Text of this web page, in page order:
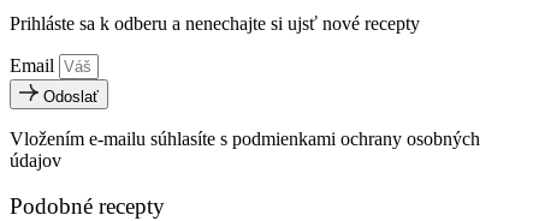
Prihláste sa k odberu a nenechajte si ujsť nové recepty
Email
Odoslať
Vložením e-mailu súhlasíte s podmienkami ochrany osobných
údajov
Podobné recepty